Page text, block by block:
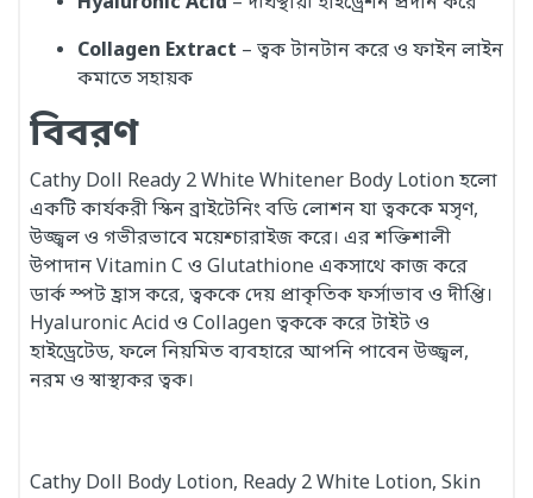
Collagen Extract – ত্বক টানটান করে ও ফাইন লাইন
কমাতে সহায়ক
বিবরণ
Cathy Doll Ready 2 White Whitener Body Lotion হলো
একটি কার্যকরী স্কিন ব্রাইটেনিং বডি লোশন যা ত্বককে মসৃণ,
উজ্জ্বল ও গভীরভাবে ময়েশ্চারাইজ করে। এর শক্তিশালী
উপাদান Vitamin C ও Glutathione একসাথে কাজ করে
ডার্ক স্পট হ্রাস করে, ত্বককে দেয় প্রাকৃতিক ফর্সাভাব ও দীপ্তি।
Hyaluronic Acid ও Collagen ত্বককে করে টাইট ও
হাইড্রেটেড, ফলে নিয়মিত ব্যবহারে আপনি পাবেন উজ্জ্বল,
নরম ও স্বাস্থ্যকর ত্বক।
Cathy Doll Body Lotion, Ready 2 White Lotion, Skin